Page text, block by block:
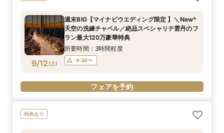
9/12(土)
週末BIG【マイナビウエディング限定 】＼New*
天空の洗練チャペル／絶品スペシャリテ雲丹のフ
ラン最大120万豪華特典
所要時間：3時間程度
9:30〜
フェアを予約
特典あり